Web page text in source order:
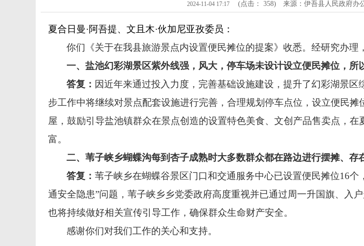
2024-11-04 17:17 (点击： 358) 来源：伊吾县人民政府办
夏合日曼·阿吾提、文且木·伙加尼亚孜委员：
你们
《关于在我县旅游景点内设置便民摊位的提案》收悉。经研究办理
一、盐池幻彩湖景区紫外线强，风大，停车场未设计设立便民摊位，所
答复： 因近年来通过投入力度，完善基础设施建设，提升了幻彩湖景
步工作中将继续对景点配套设施进行完善，合理规划停车点位，设立便民摊
屋，鼓励引导盐池镇群众在景点创造的设置特色美食、文创产品售卖点，在
富。
二、苇子峡乡蝴蝶沟每到杏子成熟时大多数群众都在路边进行摆摊、存
答复：苇子峡乡在蝴蝶谷景区门口和交通服务中心已设置便民摊位16个
通安全隐患”问题，苇子峡乡乡党委政府高度重视并已通过周一升国旗、入
也将持续做好相关宣传引导工作，确保群众生命财产安全。
感谢你们对我们工作的关心和支持。